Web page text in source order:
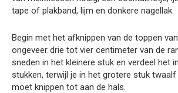
tape of plakband, lijm en donkere nagellak.
Begin met het afknippen van de toppen
ongeveer drie tot vier centimeter van de
sneden in het kleinere stuk en verdeel het
stukken, terwijl je in het grotere stuk twaalf
moet knippen tot aan de hals.